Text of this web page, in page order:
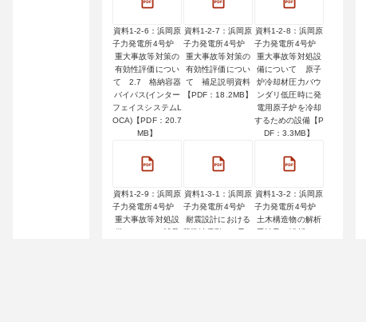
資料1-2-6：浜岡原
子力発電所4号炉
重大事故等対策の
有効性評価につい
て 2.7 格納容器
バイパス(インター
フェイスシステムL
OCA)【PDF：20.7
MB】
資料1-2-7：浜岡原
子力発電所4号炉
重大事故等対策の
有効性評価につい
て 補足説明資料
【PDF：18.2MB】
資料1-2-8：浜岡原
子力発電所4号炉
重大事故等対処設
備について 原子
炉冷却材圧力バウ
ンダリ低圧時に発
電用原子炉を冷却
するための設備【P
DF：3.3MB】
資料1-2-9：浜岡原
子力発電所4号炉
重大事故等対処設
備について（補足
資料1-3-1：浜岡原
子力発電所4号炉
耐震設計における
基準地震動Ss1又は
資料1-3-2：浜岡原
子力発電所4号炉
土木構造物の解析
手法及び解析モデ